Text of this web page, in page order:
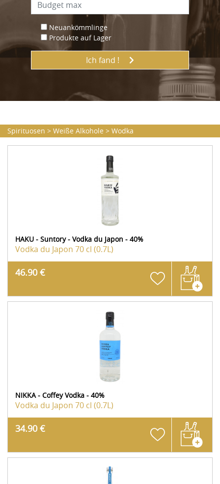
Neuankömmlinge
Produkte auf Lager
Ich fand !
Spirituosen > Weiße Alkohole > Wodka
HAKU - Suntory - Vodka du Japon - 40%
Vodka du Japon 70 cl (0.7L)
46.90 €
NIKKA - Coffey Vodka - 40%
Vodka du Japon 70 cl (0.7L)
34.90 €